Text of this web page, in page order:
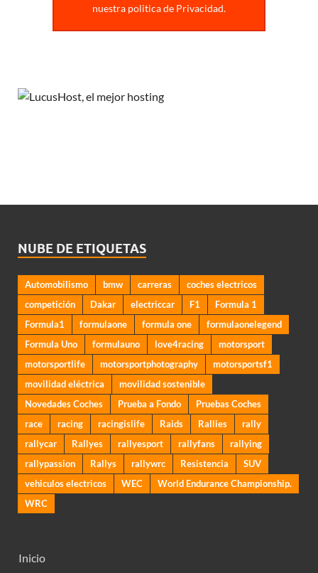
nuestra politica de Privacidad.
NUBE DE ETIQUETAS
Automobilismo bmw carreras
coches electricos
competición
Dakar electriccar F1
Formula 1
Formula1
formulaone formula one
formulaonelegend
Formula Uno
formulauno love4racing
motorsport
motorsportlife
motorsportphotography
motorsportsf1
movilidad eléctrica
movilidad sostenible
Novedades Coches
Prueba a Fondo
Pruebas Coches
race
racing racingislife Raids Rallies
rally
rallycar
Rallyes rallyesport rallyfans
rallying
rallypassion
Rallys rallywrc Resistencia
SUV
vehiculos electricos
WEC
World Endurance Championship.
WRC
Inicio